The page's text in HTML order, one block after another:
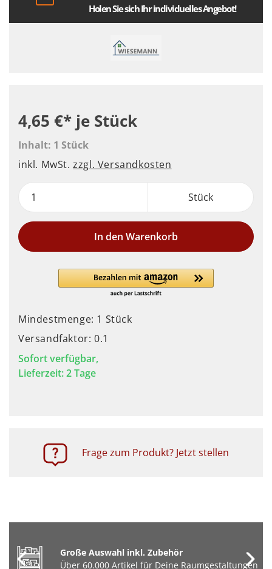
Holen Sie sich Ihr individuelles Angebot!
4,65 €* je Stück
Inhalt: 1 Stück
inkl. MwSt.zzgl. Versandkosten
Stück
In den Warenkorb
Mindestmenge: 1 Stück
Versandfaktor: 0.1
Sofort verfügbar,
Lieferzeit: 2 Tage
Frage zum Produkt? Jetzt stellen
Große Auswahl inkl. Zubehör
Über 60.000 Artikel für Deine Raumgestaltungen